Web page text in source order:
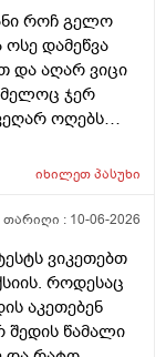
როჩ გელო
დამეწვა
და აღარ ვიცი
ჯერ
ოღებს
გამოშრა ხელები
იხილეთპასუხი
თარიღი : 10-06-2026
ვიკეთებთ
როდესაც
აკეთებენ
შედის წამალი